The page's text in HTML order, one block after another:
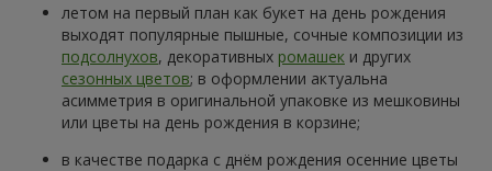
летом на первый план как букет на день рождения
выходят популярные пышные, сочные композиции из
подсолнухов, декоративных ромашек и других
сезонных цветов; в оформлении актуальна
асимметрия в оригинальной упаковке из мешковины
или цветы на день рождения в корзине;
в качестве подарка с днём рождения осенние цветы